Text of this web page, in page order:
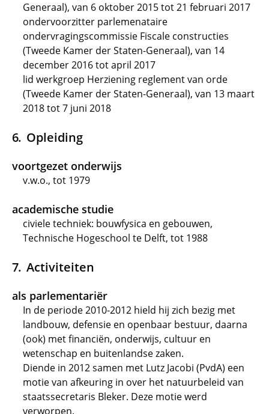
Generaal), van 6 oktober 2015 tot 21 februari 2017
ondervoorzitter parlemenataire
ondervragingscommissie Fiscale constructies
(Tweede Kamer der Staten-Generaal), van 14
december 2016 tot april 2017
lid werkgroep Herziening reglement van orde
(Tweede Kamer der Staten-Generaal), van 13 maart
2018 tot 7 juni 2018
Opleiding
voortgezet onderwijs
v.w.o., tot 1979
academische studie
civiele techniek: bouwfysica en gebouwen,
Technische Hogeschool te Delft, tot 1988
Activiteiten
als parlementariër
In de periode 2010-2012 hield hij zich bezig met
landbouw, defensie en openbaar bestuur, daarna
(ook) met financiën, onderwijs, cultuur en
wetenschap en buitenlandse zaken.
Diende in 2012 samen met Lutz Jacobi (PvdA) een
motie van afkeuring in over het natuurbeleid van
staatssecretaris Bleker. Deze motie werd
verworpen.